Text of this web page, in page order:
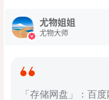
尤物姐姐
尤物大师
「存储网盘」：百度